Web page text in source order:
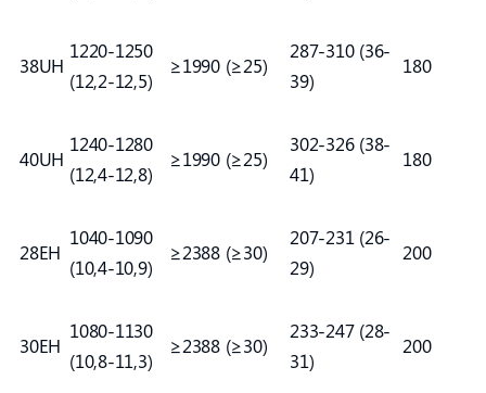
38UH
1220-1250
(12,2-12,5)
≥1990 (≥25)
287-310 (36-
39)
180
40UH
1240-1280
(12,4-12,8)
≥1990 (≥25)
302-326 (38-
41)
180
28EH
1040-1090
(10,4-10,9)
≥2388 (≥30)
207-231 (26-
29)
200
30EH
1080-1130
(10,8-11,3)
≥2388 (≥30)
233-247 (28-
31)
200